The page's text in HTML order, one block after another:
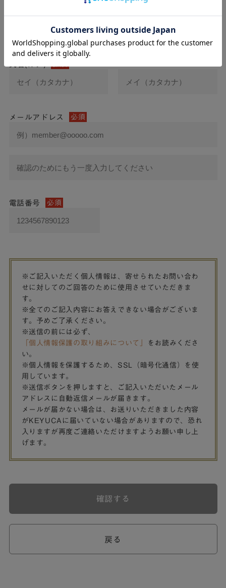
メールアドレス 必須
電話番号 必須
※ご記入いただく個人情報は、寄せられたお問い合わ
せに対してのご回答のために使用させていただきま
す。
※全てのご記入内容にお答えできない場合がございま
す。予めご了承ください。
※送信の前には必ず、
「個人情報保護の取り組みについて」
をお読みくださ
い。
※個人情報を保護するため、SSL（暗号化通信）を使
用しています。
※送信ボタンを押しますと、ご記入いただいたメール
アドレスに自動返信メールが届きます。
メールが届かない場合は、お送りいただきました内容
がKEYUCAに届いていない場合がありますので、恐れ
入りますが再度ご連絡いただけますようお願い申し上
げます。
戻る
確認する